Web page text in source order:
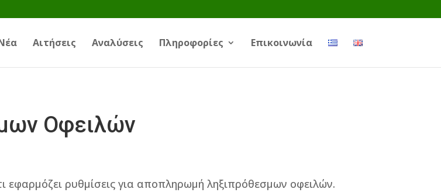
Αιτήσεις Αναλύσεις Πληροφορίες Επικοινωνία
Οφειλών
ρυθμίσεις για αποπληρωμή ληξιπρόθεσμων οφειλών.